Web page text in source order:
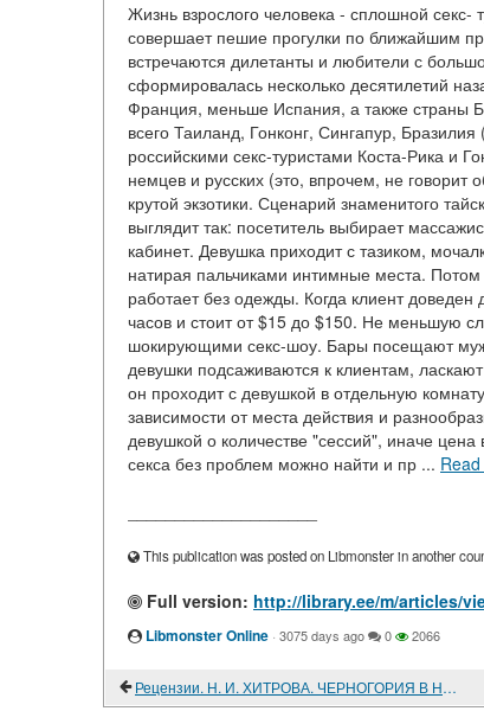
Жизнь взрослого человека - сплошной секс-
совершает пешие прогулки по ближайшим
встречаются дилетанты и любители с
сформировалась несколько десятилетий
Франция, меньше Испания, а также страны
всего Таиланд, Гонконг, Сингапур,
российскими секс-туристами Коста-Рика и
немцев и русских (это, впрочем, не говорит
крутой экзотики. Сценарий знаменитого
выглядит так: посетитель выбирает
кабинет. Девушка приходит с тазиком,
натирая пальчиками интимные места.
работает без одежды. Когда клиент
часов и стоит от $15 до $150. Не меньшую
шокирующими секс-шоу. Бары посещают
девушки подсаживаются к клиентам,
он проходит с девушкой в отдельную
зависимости от места действия и
девушкой о количестве "сессий", иначе
секса без проблем можно найти и пр ...
This publication was posted on Libmonster in another
Full version: http://library.ee/m/articles/
Libmonster Online · 3075 days ago 0 2066
Рецензии. Н. И. ХИТРОВА. ЧЕРНОГОРИЯ В НАЦИОНАЛЬНО-ОСВОБОДИТЕЛЬНОМ ДВИЖЕНИИ НА БАЛКАНАХ И РУССКО-ЧЕРНОГОРСКИЕ ОТНОШЕНИЯ В 50-70-Х ГОДАХ XIX ВЕКА